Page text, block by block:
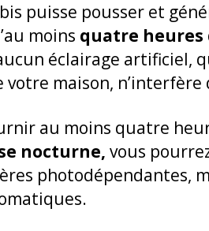
puisse pousser et
moins quatre heures
éclairage artificiel,
votre maison,
au moins quatre
nocturne, vous
photodépendantes,